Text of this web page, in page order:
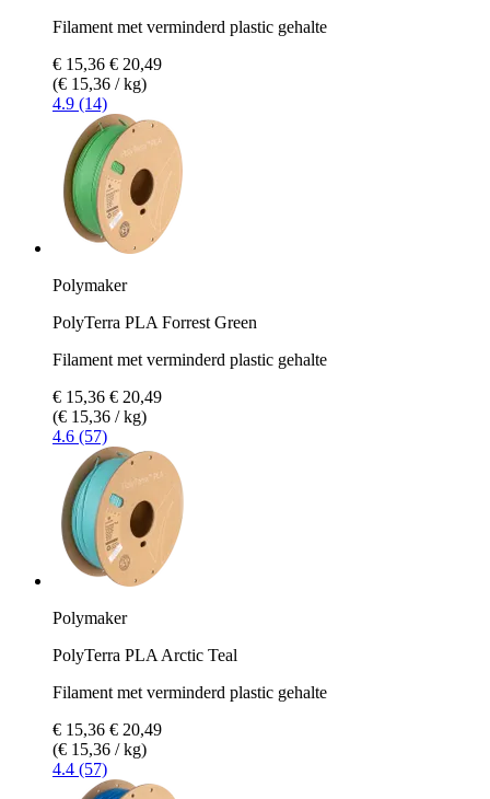
Filament met verminderd plastic gehalte
€ 15,36 € 20,49
(€ 15,36 / kg)
4.9 (14)
Polymaker
PolyTerra PLA Forrest Green
Filament met verminderd plastic gehalte
€ 15,36 € 20,49
(€ 15,36 / kg)
4.6 (57)
Polymaker
PolyTerra PLA Arctic Teal
Filament met verminderd plastic gehalte
€ 15,36 € 20,49
(€ 15,36 / kg)
4.4 (57)